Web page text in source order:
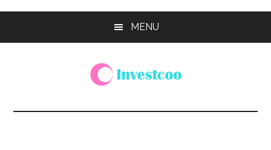
MENU
Investcoo
個